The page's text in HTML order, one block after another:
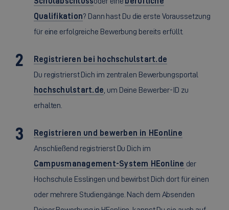
Qualifikation? Dann hast Du die erste Voraussetzung
für eine erfolgreiche Bewerbung bereits erfüllt.
Registrieren bei hochschulstart.de
Du registrierst Dich im zentralen Bewerbungsportal
hochschulstart.de , um Deine Bewerber-ID zu
erhalten.
Registrieren und bewerben in HEonline
Anschließend registrierst Du Dich im
Campusmanagement-System HEonline der
Hochschule Esslingen und bewirbst Dich dort für einen
oder mehrere Studiengänge. Nach dem Absenden